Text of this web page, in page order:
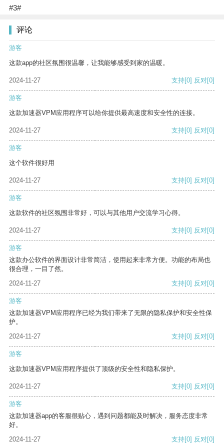
#3#
评论
游客
这款app的社区氛围很温馨，让我能够感受到家的温暖。
2024-11-27 支持[0] 反对[0]
游客
这款加速器VPM应用程序可以给你提供最高速度和安全性的连接。
2024-11-27 支持[0] 反对[0]
游客
这个软件很好用
2024-11-27 支持[0] 反对[0]
游客
这款软件的社区氛围非常好，可以与其他用户交流学习心得。
2024-11-27 支持[0] 反对[0]
游客
这款办公软件的界面设计非常简洁，使用起来非常方便。功能的布局也
很合理，一目了然。
2024-11-27
支持[0] 反对[0]
游客
这款加速器VPM应用程序已经为我们带来了无限的隐私保护和安全性保
护。
2024-11-27
支持[0] 反对[0]
游客
这款加速器VPM应用程序提供了顶级的安全性和隐私保护。
2024-11-27 支持[0] 反对[0]
游客
这款加速器app的客服很贴心，遇到问题都能及时解决，服务态度非常
好。
2024-11-27
支持[0] 反对[0]